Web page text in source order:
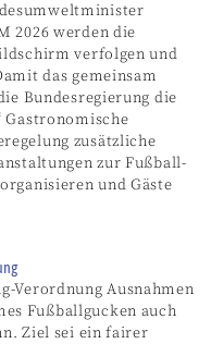
2026 werden die
verfolgen und
das gemeinsam
Bundesregierung die
Gastronomische
zusätzliche
zur Fußball-
und Gäste
Verordnung Ausnahmen
Fußballgucken auch
Ziel sei ein fairer